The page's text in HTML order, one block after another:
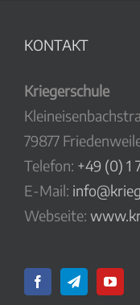
KONTAKT
Kriegerschule
79877
Telefon: +49 (0) 1
E-Mail:
Webseite: